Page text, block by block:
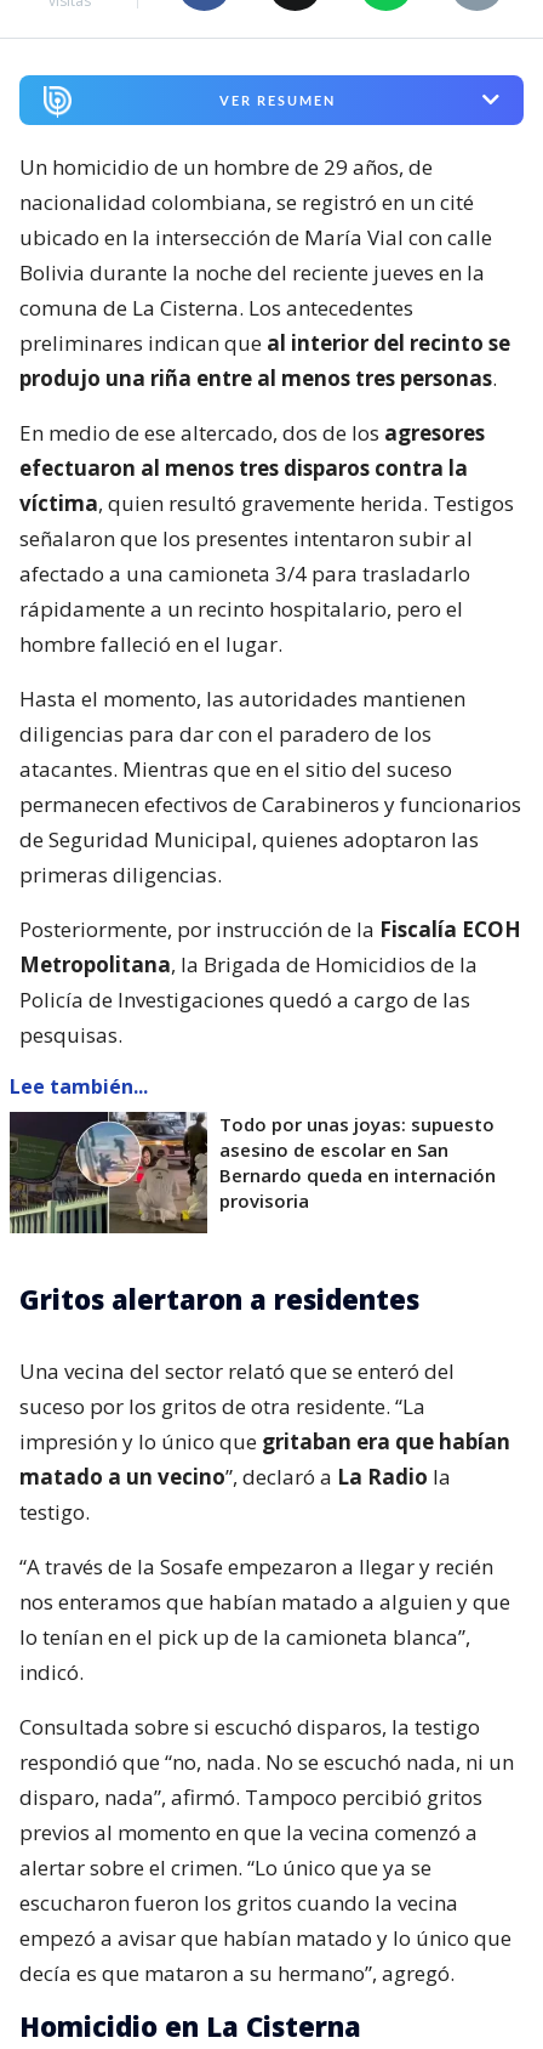
VER RESUMEN
Un homicidio de un hombre de 29 años, de
nacionalidad colombiana, se registró en un cité
ubicado en la intersección de María Vial con calle
Bolivia durante la noche del reciente jueves en la
comuna de La Cisterna. Los antecedentes
preliminares indican que al interior del recinto se
produjo una riña entre al menos tres personas.
En medio de ese altercado, dos de los agresores
efectuaron al menos tres disparos contra la
víctima, quien resultó gravemente herida. Testigos
señalaron que los presentes intentaron subir al
afectado a una camioneta 3/4 para trasladarlo
rápidamente a un recinto hospitalario, pero el
hombre falleció en el lugar.
Hasta el momento, las autoridades mantienen
diligencias para dar con el paradero de los
atacantes. Mientras que en el sitio del suceso
permanecen efectivos de Carabineros y funcionarios
de Seguridad Municipal, quienes adoptaron las
primeras diligencias.
Posteriormente, por instrucción de la Fiscalía ECOH
Metropolitana, la Brigada de Homicidios de la
Policía de Investigaciones quedó a cargo de las
pesquisas.
Lee también...
Todo por unas joyas: supuesto
asesino de escolar en San
Bernardo queda en internación
provisoria
Gritos alertaron a residentes
Una vecina del sector relató que se enteró del
suceso por los gritos de otra residente. “La
impresión y lo único que gritaban era que habían
matado a un vecino”, declaró a La Radio la
testigo.
“A través de la Sosafe empezaron a llegar y recién
nos enteramos que habían matado a alguien y que
lo tenían en el pick up de la camioneta blanca”,
indicó.
Consultada sobre si escuchó disparos, la testigo
respondió que “no, nada. No se escuchó nada, ni un
disparo, nada”, afirmó. Tampoco percibió gritos
previos al momento en que la vecina comenzó a
alertar sobre el crimen. “Lo único que ya se
escucharon fueron los gritos cuando la vecina
empezó a avisar que habían matado y lo único que
decía es que mataron a su hermano”, agregó.
Homicidio en La Cisterna